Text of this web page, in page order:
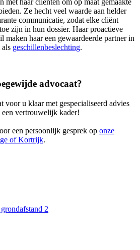
Ze hecht veel waarde aan helder
communicatie, zodat elke cliënt
zijn in hun dossier. Haar proactieve
maken haar een gewaardeerde partner in
als geschillenbeslechting.
advocaat?
voor u klaar met gespecialiseerd advies
vertrouwelijk kader!
een persoonlijk gesprek op onze
of Kortrijk.